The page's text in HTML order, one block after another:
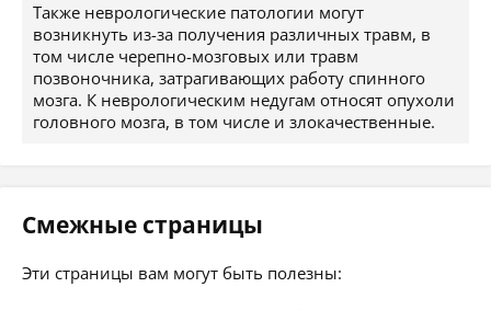
Также неврологические патологии могут
возникнуть из-за получения различных травм, в
том числе черепно-мозговых или травм
позвоночника, затрагивающих работу спинного
мозга. К неврологическим недугам относят опухоли
головного мозга, в том числе и злокачественные.
Смежные страницы
Эти страницы вам могут быть полезны: